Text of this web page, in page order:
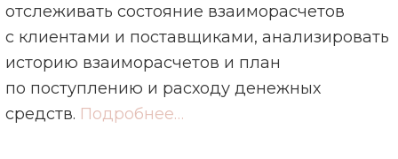
отслеживать состояние взаиморасчетов
с клиентами и поставщиками, анализировать
историю взаиморасчетов и план
по поступлению и расходу денежных
средств. Подробнее…